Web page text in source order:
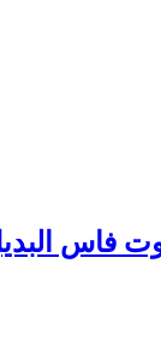
فاس